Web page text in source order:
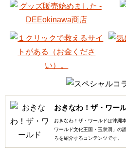
おきなわ！ザ・ワー
おきなわ！ザ・ワールドは沖縄
ワールド文化王国・玉泉洞」の
ろを紹介するコンテンツです。